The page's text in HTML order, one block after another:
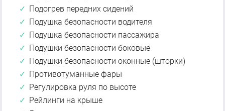
Подогрев передних сидений
Подушка безопасности водителя
Подушка безопасности пассажира
Подушки безопасности боковые
Подушки безопасности оконные (шторки)
Противотуманные фары
Регулировка руля по высоте
Рейлинги на крыше